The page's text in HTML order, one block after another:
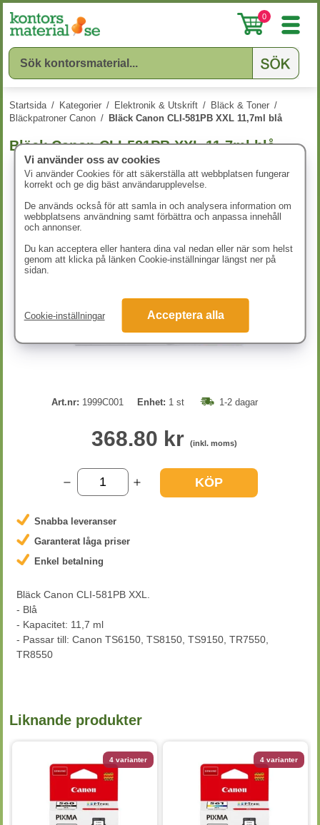
0
Startsida / Kategorier / Elektronik & Utskrift / Bläck & Toner /
Bläckpatroner Canon / Bläck Canon CLI-581PB XXL 11,7ml blå
Bläck Canon CLI-581PB XXL 11,7ml blå
Art.nr: 1999C001 Enhet: 1 st 1-2 dagar
368.80 kr (inkl. moms)
KÖP
Snabba leveranser
Garanterat låga priser
Enkel betalning
Bläck Canon CLI-581PB XXL.
- Blå
- Kapacitet: 11,7 ml
- Passar till: Canon TS6150, TS8150, TS9150, TR7550,
TR8550
Liknande produkter
4 varianter 4 varianter
Vi använder oss av cookies
Vi använder Cookies för att säkerställa att webbplatsen fungerar
korrekt och ge dig bäst användarupplevelse.
De används också för att samla in och analysera information om
webbplatsens användning samt förbättra och anpassa innehåll
och annonser.
Du kan acceptera eller hantera dina val nedan eller när som helst
genom att klicka på länken Cookie-inställningar längst ner på
sidan.
Cookie-inställningar Acceptera alla